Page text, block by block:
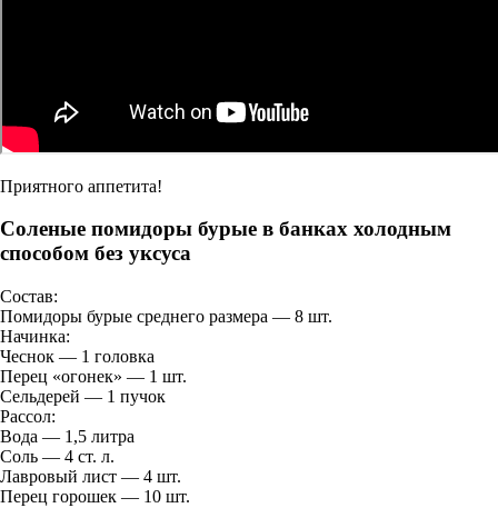
Приятного аппетита!
Соленые помидоры бурые в банках холодным
способом без уксуса
Состав:
Помидоры бурые среднего размера — 8 шт.
Начинка:
Чеснок — 1 головка
Перец «огонек» — 1 шт.
Сельдерей — 1 пучок
Рассол:
Вода — 1,5 литра
Соль — 4 ст. л.
Лавровый лист — 4 шт.
Перец горошек — 10 шт.